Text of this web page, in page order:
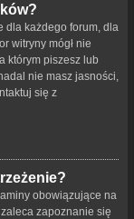
dla każdego forum, dla
witryny mógł nie
którym piszesz lub
nie masz jasności,
się z
obowiązujące na
zapoznanie się